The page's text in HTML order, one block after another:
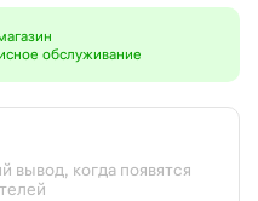
обслуживание
вывод, когда появятся